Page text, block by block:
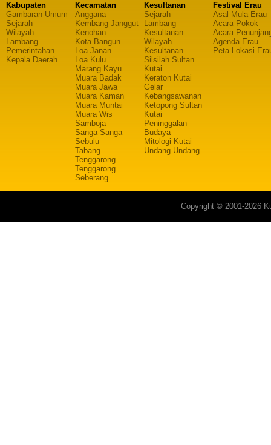
Kabupaten
Gambaran Umum
Sejarah
Wilayah
Lambang
Pemerintahan
Kepala Daerah
Kecamatan
Anggana
Kembang Janggut
Kenohan
Kota Bangun
Loa Janan
Loa Kulu
Marang Kayu
Muara Badak
Muara Jawa
Muara Kaman
Muara Muntai
Muara Wis
Samboja
Sanga-Sanga
Sebulu
Tabang
Tenggarong
Tenggarong
Seberang
Kesultanan
Sejarah
Lambang
Kesultanan
Wilayah
Kesultanan
Silsilah Sultan
Kutai
Keraton Kutai
Gelar
Kebangsawanan
Ketopong Sultan
Kutai
Peninggalan
Budaya
Mitologi Kutai
Undang Undang
Festival Erau
Asal Mula Erau
Acara Pokok
Acara
Agenda Erau
Peta Lokasi
Copyright © 2001-2026